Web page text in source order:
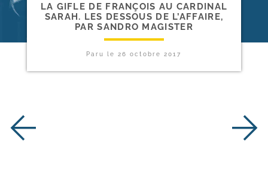
LA GIFLE DE FRANÇOIS AU CARDINAL
SARAH. LES DESSOUS DE L’AFFAIRE,
PAR SANDRO MAGISTER
Paru le26 octobre 2017